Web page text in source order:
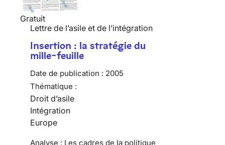
Gratuit
Lettre de l’asile et de l’intégration
Insertion : la stratégie du
mille-feuille
Date de publication : 2005
Thématique :
Droit d’asile
Intégration
Europe
Analyse : Les cadres de la politique